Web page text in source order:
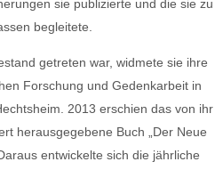
sie publizierte und die sie zu
begleitete.
getreten war, widmete sie ihre
Forschung und Gedenkarbeit in
2013 erschien das von ihr
herausgegebene Buch „Der Neue
entwickelte sich die jährliche